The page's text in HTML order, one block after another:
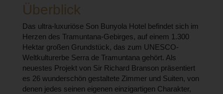
Überblick
Das ultra-luxuriöse Son Bunyola Hotel befindet sich im
Herzen des Tramuntana-Gebirges, auf einem 1.300
Hektar großen Grundstück, das zum UNESCO-
Weltkulturerbe Serra de Tramuntana gehört. Als
neuestes Projekt von Sir Richard Branson präsentiert
es 26 wunderschön gestaltete Zimmer und Suiten, von
denen jedes seinen eigenen einzigartigen Charakter,